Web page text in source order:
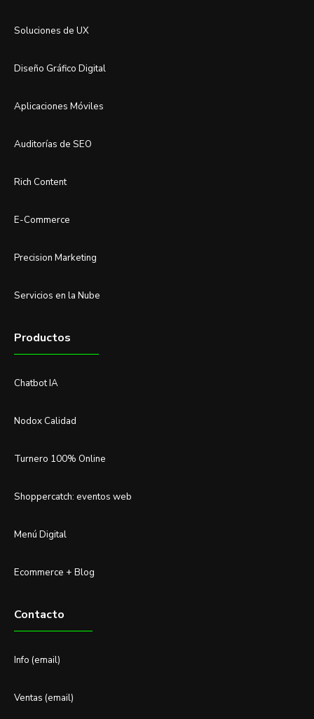
Soluciones de UX
Diseño Gráfico Digital
Aplicaciones Móviles
Auditorías de SEO
Rich Content
E-Commerce
Precision Marketing
Servicios en la Nube
Productos
Chatbot IA
Nodox Calidad
Turnero 100% Online
Shoppercatch: eventos web
Menú Digital
Ecommerce + Blog
Contacto
Info (email)
Ventas (email)